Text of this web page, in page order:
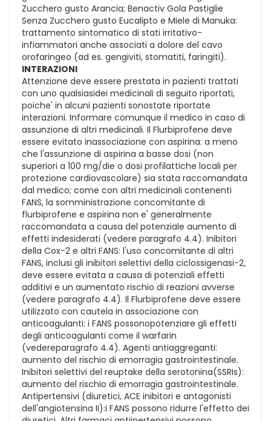
Zucchero gusto Arancia; Benactiv Gola Pastiglie
Senza Zucchero gusto Eucalipto e Miele di Manuka:
trattamento sintomatico di stati irritativo-
infiammatori anche associati a dolore del cavo
orofaringeo (ad es. gengiviti, stomatiti, faringiti).
INTERAZIONI
Attenzione deve essere prestata in pazienti trattati
con uno qualsiasidei medicinali di seguito riportati,
poiche' in alcuni pazienti sonostate riportate
interazioni. Informare comunque il medico in caso di
assunzione di altri medicinali. Il Flurbiprofene deve
essere evitato inassociazione con aspirina: a meno
che l'assunzione di aspirina a basse dosi (non
superiori a 100 mg/die o dosi profilattiche locali per
protezione cardiovascolare) sia stata raccomandata
dal medico; come con altri medicinali contenenti
FANS, la somministrazione concomitante di
flurbiprofene e aspirina non e' generalmente
raccomandata a causa del potenziale aumento di
effetti indesiderati (vedere paragrafo 4.4). Inibitori
della Cox-2 e altri FANS: l'uso concomitante di altri
FANS, inclusi gli inibitori selettivi della ciclossigenasi-2,
deve essere evitata a causa di potenziali effetti
additivi e un aumentato rischio di reazioni avverse
(vedere paragrafo 4.4). Il Flurbiprofene deve essere
utilizzato con cautela in associazione con
anticoagulanti: i FANS possonopotenziare gli effetti
degli anticoagulanti come il warfarin
(vedereparagrafo 4.4). Agenti antiaggreganti:
aumento del rischio di emorragia gastrointestinale.
Inibitori selettivi del reuptake della serotonina(SSRIs):
aumento del rischio di emorragia gastrointestinale.
Antipertensivi (diuretici, ACE inibitori e antagonisti
dell'angiotensina II):i FANS possono ridurre l'effetto dei